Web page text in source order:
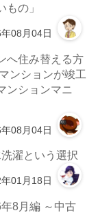
の」
08月04日
へ住み替える方
ンションが竣工
ンションマニ
08月04日
濯という選択
01月18日
8月編 ～中古